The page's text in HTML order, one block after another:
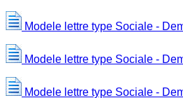
Modele lettre type Sociale -
Modele lettre type Sociale -
Modele lettre type Sociale -